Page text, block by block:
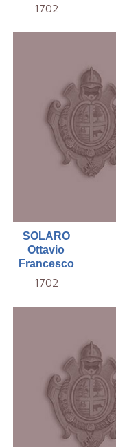
1702
SOLARO
Ottavio
Francesco
1702